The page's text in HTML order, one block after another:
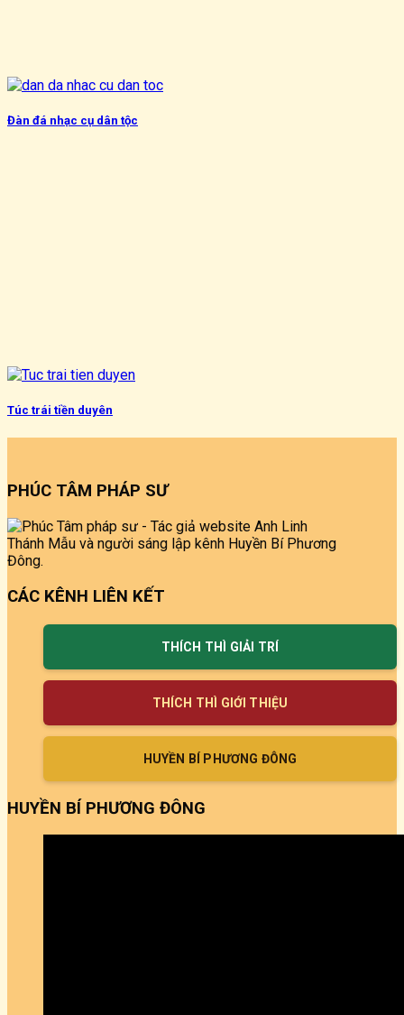
Đàn đá nhạc cụ dân tộc
Túc trái tiền duyên
PHÚC TÂM PHÁP SƯ
CÁC KÊNH LIÊN KẾT
THÍCH THÌ GIẢI TRÍ
THÍCH THÌ GIỚI THIỆU
HUYỀN BÍ PHƯƠNG ĐÔNG
HUYỀN BÍ PHƯƠNG ĐÔNG